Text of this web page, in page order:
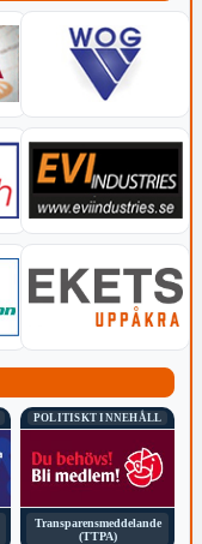
POLITISKT INNEHÅLL
Transparensmeddelande
(TTPA)